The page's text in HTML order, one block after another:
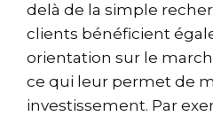
delà de la simple
clients bénéficient
orientation sur le
ce qui leur permet de
investissement. Par